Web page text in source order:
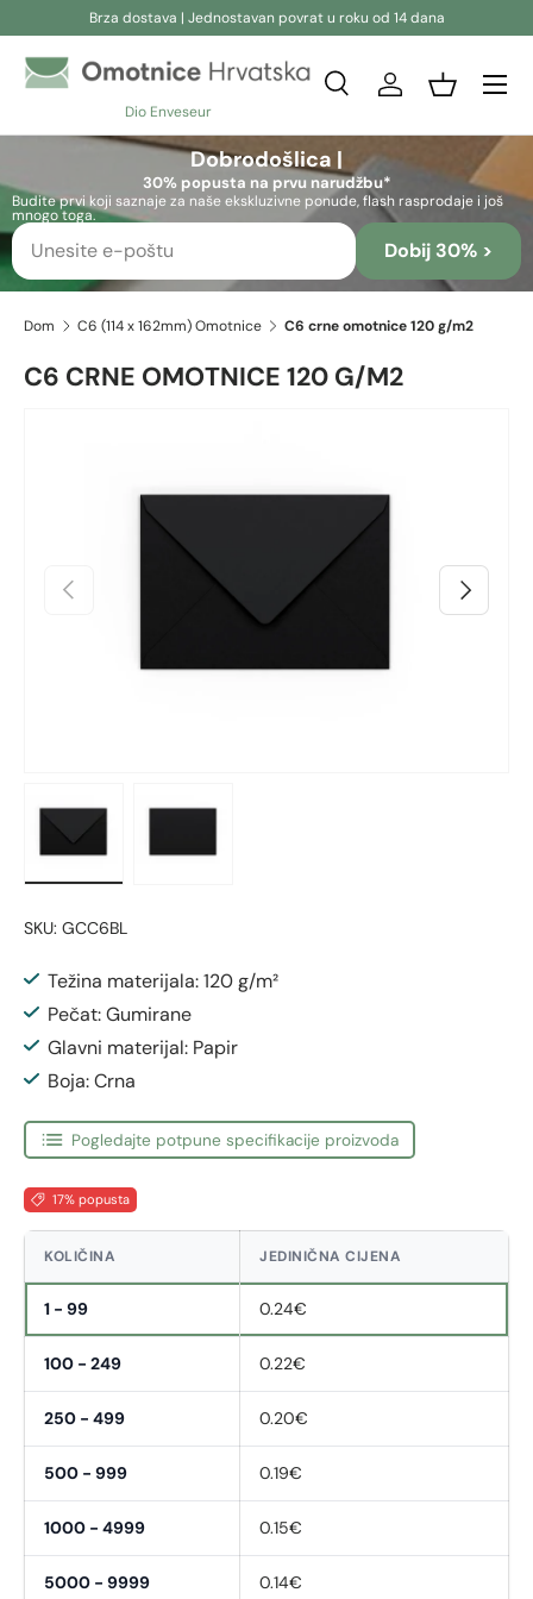
Brza dostava | Jednostavan povrat u roku od 14 dana
Dio Enveseur
Pretraživanje
Pretraživanje
Pretraživanje
PrijavaKošara
Dobrodošlica |
30% popusta na prvu narudžbu*
Budite prvi koji saznaje za naše ekskluzivne ponude, flash rasprodaje i još
mnogo toga.
Dobij 30% >
Dom C6 (114 x 162mm) Omotnice C6 crne omotnice 120 g/m2
C6 CRNE OMOTNICE 120 G/M2
Prethodno Sljedeći
SKU: GCC6BL
Težina materijala: 120 g/m²
Pečat: Gumirane
Glavni materijal: Papir
Boja: Crna
Pogledajte potpune specifikacije proizvoda
17% popusta
KOLIČINA JEDINIČNA CIJENA
1 - 99 0.24€
100 - 249 0.22€
250 - 499 0.20€
500 - 999 0.19€
1000 - 4999 0.15€
5000 - 9999 0.14€